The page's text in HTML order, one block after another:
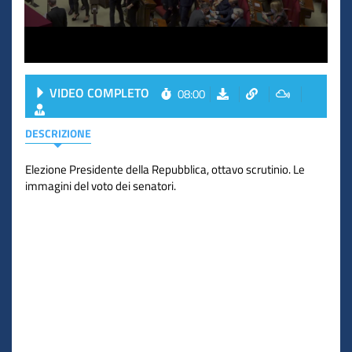
VIDEO COMPLETO 08:00
DESCRIZIONE
Elezione Presidente della Repubblica, ottavo scrutinio. Le
immagini del voto dei senatori.